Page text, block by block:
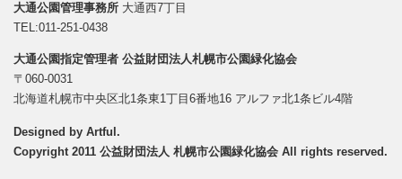
大通公園管理事務所 大通西7丁目
TEL:011-251-0438
大通公園指定管理者 公益財団法人札幌市公園緑化協会
〒060-0031
北海道札幌市中央区北1条東1丁目6番地16 アルファ北1条ビル4階
Designed by Artful .
Copyright 2011 公益財団法人 札幌市公園緑化協会 All rights reserved.